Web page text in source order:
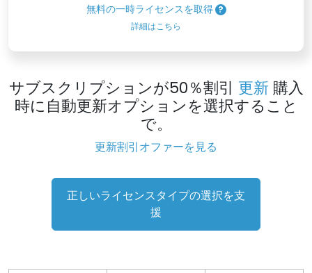
無料の一時ライセンスを取得
詳細はこちら
サブスクリプションが50％割引 更新 購入
時に自動更新オプションを選択すること
で。
更新割引オファーを見る
正しいライセンスタイプの選択を支
援